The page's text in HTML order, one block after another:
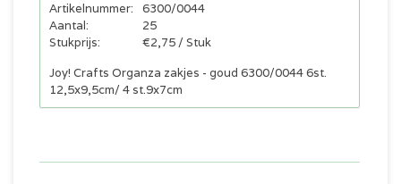
Artikelnummer:
6300/0044
Aantal:
25
Stukprijs:
€2,75 / Stuk
Joy! Crafts Organza zakjes - goud 6300/0044 6st.
12,5x9,5cm/ 4 st.9x7cm